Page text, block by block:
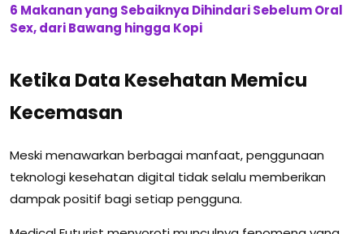
6 Makanan yang Sebaiknya Dihindari Sebelum Oral
Sex, dari Bawang hingga Kopi
Ketika Data Kesehatan Memicu
Kecemasan
Meski menawarkan berbagai manfaat, penggunaan
teknologi kesehatan digital tidak selalu memberikan
dampak positif bagi setiap pengguna.